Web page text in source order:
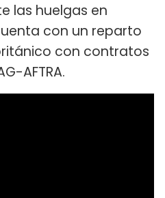
las huelgas en
con un reparto
con contratos
AFTRA.